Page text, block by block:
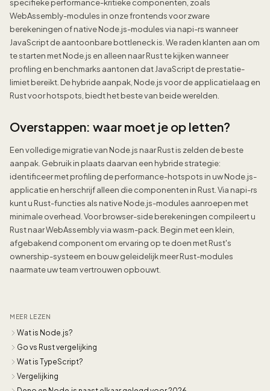
specifieke performance-kritieke componenten, zoals
WebAssembly-modules in onze frontends voor zware
berekeningen of native Node.js-modules via napi-rs wanneer
JavaScript de aantoonbare bottleneck is. We raden klanten aan om
te starten met Node.js en alleen naar Rust te kijken wanneer
profiling en benchmarks aantonen dat JavaScript de prestatie-
limiet bereikt. De hybride aanpak, Node.js voor de applicatielaag en
Rust voor hotspots, biedt het beste van beide werelden.
Overstappen: waar moet je op letten?
Een volledige migratie van Node.js naar Rust is zelden de beste
aanpak. Gebruik in plaats daarvan een hybride strategie:
identificeer met profiling de performance-hotspots in uw Node.js-
applicatie en herschrijf alleen die componenten in Rust. Via napi-rs
kunt u Rust-functies als native Node.js-modules aanroepen met
minimale overhead. Voor browser-side berekeningen compileert u
Rust naar WebAssembly via wasm-pack. Begin met een klein,
afgebakend component om ervaring op te doen met Rust's
ownership-systeem en bouw geleidelijk meer Rust-modules
naarmate uw team vertrouwen opbouwt.
MEER LEZEN
Wat is Node.js?
Go vs Rust vergelijking
Wat is TypeScript?
Vergelijking